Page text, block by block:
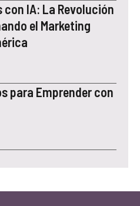
IA: La Revolución
el Marketing
para Emprender con